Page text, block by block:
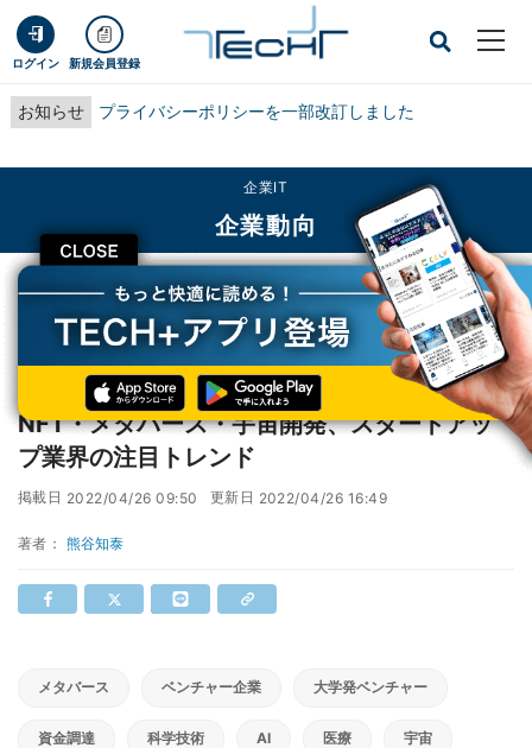
ログイン 新規会員登録
お知らせ プライバシーポリシーを一部改訂しました
CLOSE
企業IT
企業動向
TECH+ 企業IT
企業動向
NFT・メタバース・宇宙開発、スタートアップ業界の注目トレンド
NFT・メタバース・宇宙開発、スタートアッ
プ業界の注目トレンド
掲載日 2022/04/26 09:50 更新日 2022/04/26 16:49
著者： 熊谷知泰
メタバース ベンチャー企業 大学発ベンチャー
資金調達 科学技術 AI 医療 宇宙